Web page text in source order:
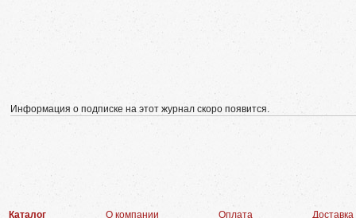
Информация о подписке на этот журнал скоро появится.
Каталог О компании Оплата Доставка